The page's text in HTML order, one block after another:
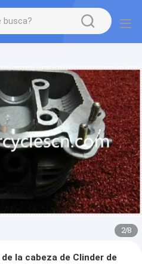
2/8
la cabeza de Clinder de